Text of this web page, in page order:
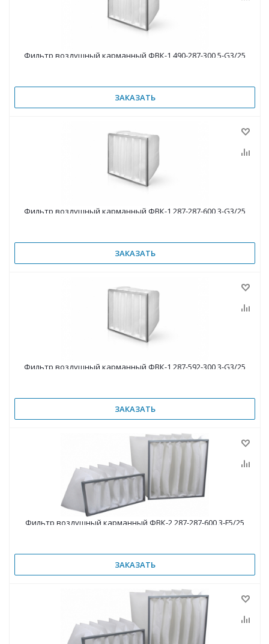
Фильтр воздушный карманный ФВК-1 490-287-300 5-G3/25
ЗАКАЗАТЬ
Фильтр воздушный карманный ФВК-1 287-287-600 3-G3/25
ЗАКАЗАТЬ
Фильтр воздушный карманный ФВК-1 287-592-300 3-G3/25
ЗАКАЗАТЬ
Фильтр воздушный карманный ФВК-2 287-287-600 3-F5/25
ЗАКАЗАТЬ